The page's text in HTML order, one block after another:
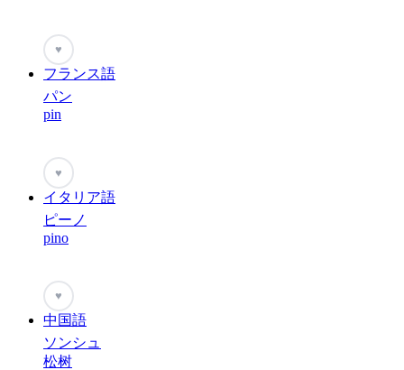
♥
フランス語
パン
pin
♥
イタリア語
ピーノ
pino
♥
中国語
ソンシュ
松树